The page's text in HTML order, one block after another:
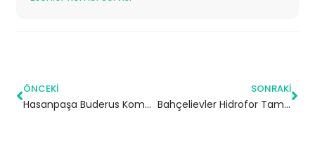
ÖNCEKI
Hasanpaşa Buderus Kombi Servisi – Kadıköy Yetkili Servis
SONRAKI
Bahçelievler Hidrofor Tamiri – 7/24 Acil Servis